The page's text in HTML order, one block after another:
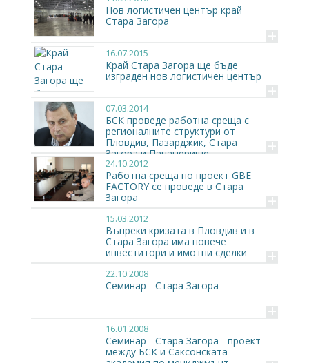
Нов логистичен център край
Стара Загора
+
16.07.2015
Край Стара Загора ще бъде
изграден нов логистичен център
+
07.03.2014
БСК проведе работна среща с
регионалните структури от
Пловдив, Пазарджик, Стара
Загора и Панагюрище
+
24.10.2012
Работна среща по проект GBE
FACTORY се проведе в Стара
Загора
+
15.03.2012
Въпреки кризата в Пловдив и в
Стара Загора има повече
инвеститори и имотни сделки
+
22.10.2008
Семинар - Стара Загора
+
16.01.2008
Семинар - Стара Загора - проект
между БСК и Саксонската